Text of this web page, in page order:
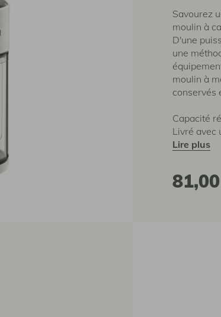
Savourez
moulin à
D'une
une
moulin à
conservés
Capacité
Livré avec
lire plus